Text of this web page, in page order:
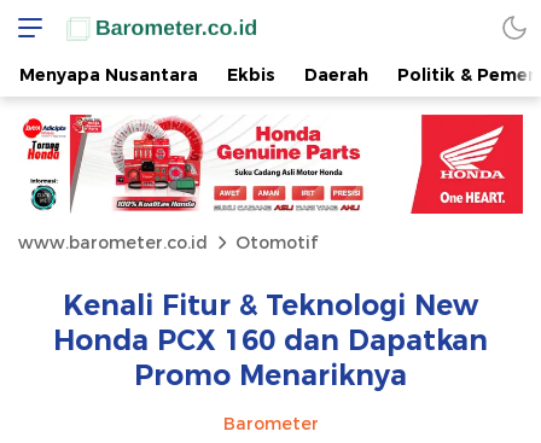
Menyapa Nusantara Ekbis Daerah Politik &
www.barometer.co.id Otomotif
Kenali Fitur & Teknologi New
Honda PCX 160 dan Dapatkan
Promo Menariknya
Barometer